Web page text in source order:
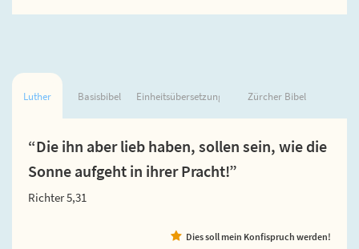
Luther Basisbibel Einheitsübersetzung Zürcher Bibel
“Die ihn aber lieb haben, sollen sein, wie die
Sonne aufgeht in ihrer Pracht!”
Richter 5,31
Dies soll mein Konfispruch werden!